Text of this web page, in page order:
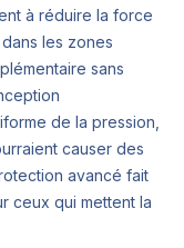
à réduire la force
les zones
sans
de la pression,
causer des
avancé fait
ceux qui mettent la